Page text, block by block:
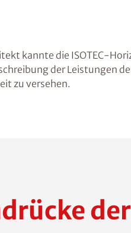
kannte die ISOTEC-
der Leistungen
zu versehen.